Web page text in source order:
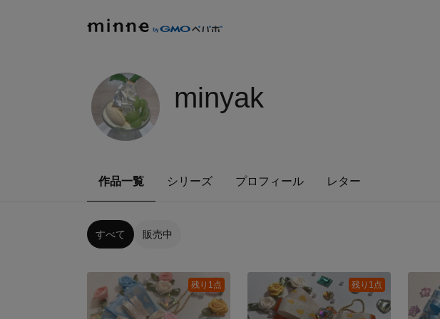
minyak
作品一覧 シリーズ プロフィール レター
すべて 販売中
残り1点 残り1点